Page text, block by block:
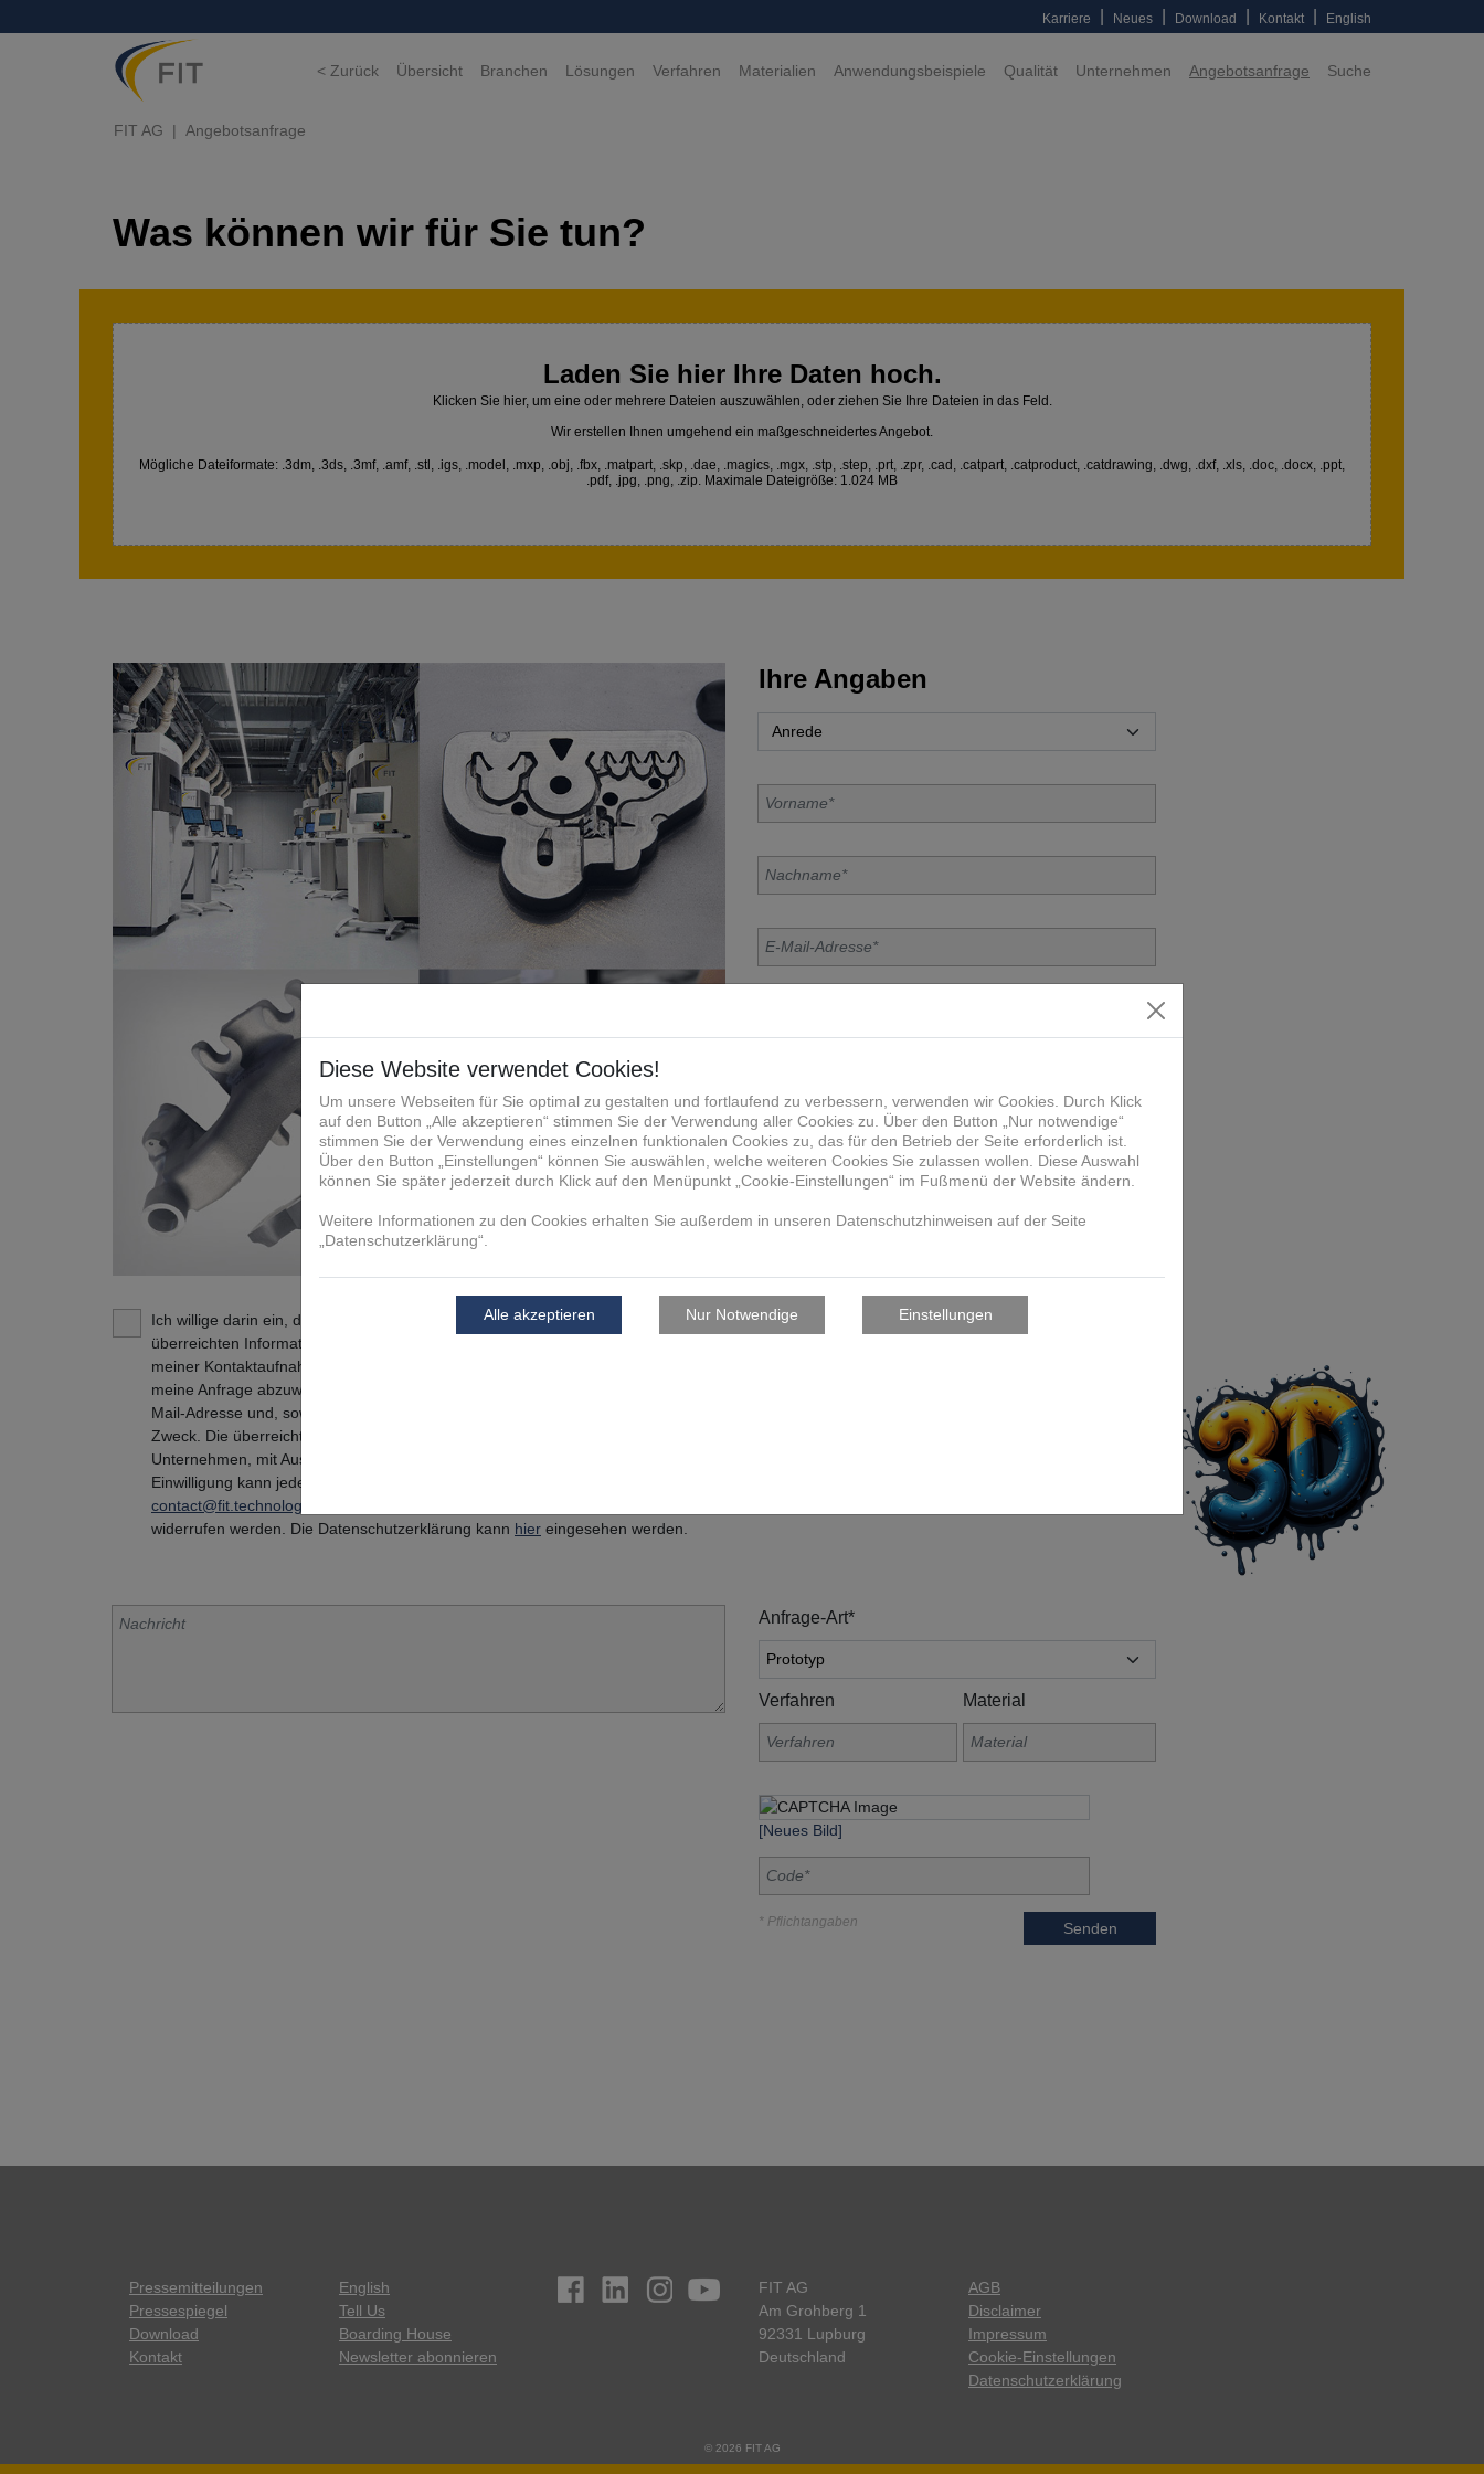
Karriere Neues Download Kontakt English
< Zurück Übersicht Branchen Lösungen Verfahren Materialien Anwendungsbeispiele Qualität Unternehmen Angebotsanfrage Suche
FIT AG Angebotsanfrage
Was können wir für Sie tun?
Laden Sie hier Ihre Daten hoch.
Klicken Sie hier, um eine oder mehrere Dateien auszuwählen, oder ziehen Sie Ihre Dateien in das Feld.
Wir erstellen Ihnen umgehend ein maßgeschneidertes Angebot.
Mögliche Dateiformate: .3dm, .3ds, .3mf, .amf, .stl, .igs, .model, .mxp, .obj, .fbx, .matpart, .skp, .dae, .magics, .mgx, .stp, .step, .prt, .zpr, .cad, .catpart, .catproduct, .catdrawing, .dwg, .dxf, .xls, .doc, .docx, .ppt,
.pdf, .jpg, .png, .zip. Maximale Dateigröße: 1.024 MB
Ich willige darin ein, dass die FIT Additive Manufacturing Group die von mir
überreichten Informationen und Kontaktdaten dazu verwendet, mit mir anlässlich
meiner Kontaktaufnahme in Verbindung zu treten, hierüber zu kommunizieren und
meine Anfrage abzuwickeln. Dies gilt insbesondere für die Verwendung der E-
Mail-Adresse und, soweit zutreffend, der Telefonnummer zum vorgenannten
Zweck. Die überreichten Informationen und Kontaktdaten werden nicht an andere
Unternehmen, mit Ausnahme der verbundenen Unternehmen, weitergegeben. Die
Einwilligung kann jederzeit mit Wirkung für die Zukunft per E-Mail an
contact@fit.technology
widerrufen werden. Die Datenschutzerklärung kann hier eingesehen werden.
Ihre Angaben
Anfrage-Art*
Verfahren Material
[Neues Bild]
* Pflichtangaben Senden
Pressemitteilungen
Pressespiegel
Download
Kontakt
English
Tell Us
Boarding House
Newsletter abonnieren
FIT AG
Am Grohberg 1
92331 Lupburg
Deutschland
AGB
Disclaimer
Impressum
Cookie-Einstellungen
Datenschutzerklärung
© 2026 FIT AG